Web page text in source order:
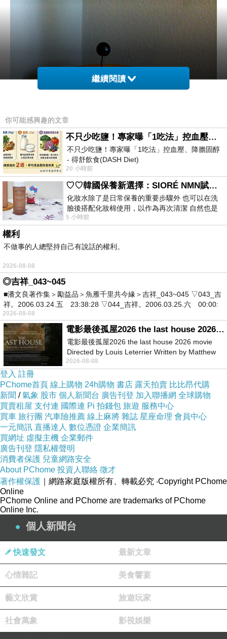
早餐的飲料我們當然選擇:熱咖啡(哈哈)
第一天我選擇"傳統英式早餐":大培根、炒蛋、烤番茄、黑
布丁、煎蘑菇、英式香腸和茄汁焗豆,這也是一道我很喜歡
的料理,堪稱英國之旅中,早餐桌上的美麗風景
繼續閱讀
你可能感興趣的文章
不只少吃鹽！專家曝「1吃法」控血壓、降膽固醇 - 得舒飲食(DASH Diet)
不只少吃鹽！專家曝「1吃法」控血壓、降膽固醇
- 得舒飲食(DASH Diet)
https://www.facebook.com/dietitiansophia/
posts/157966
20 小時前
♡♡韓國保養新選擇：SIORÉ NMN賦活泡泡化妝水♡♡
化妝水除了是日常保養的重要步驟外 也可以在洗
臉後搭配化妝棉使用，以作為再次清潔 自然也是
我的保養必備品項 不過，我對於化妝
5 小時前
權利
不做事的人總堅持自己有說話的權利。
2026-08-08
◎吉祥_043~045
■潘文良著作集＞勵益品＞魚雁千里共今緣＞吉祥_043~045 ▽043_吉
祥。2006.03.24.五 23:38:28 ▽044_吉祥。2006.03.25.六 00:00:
2026-08-08
電影最後孤屋2026 the last house 2026 movie
電影最後孤屋2026 the last house 2026 movie
Directed by Louis Leterrier Written by Matthew
Robinson Starring Greta Lee Wa
2026-08-08
登入 註冊
PChome首頁 線上購物 24h購物 書店 露天拍賣 比比昂代購
新聞 /氣象 股市 個人新聞台 廣告刊登 加入聯播網 全球購物
買賣租屋 支付連 國際連 Pi 拍錢包 旅遊 服務中心
買車 旅行團 汽車險推薦 線上麻將 雜誌 星座命理 會員中心
一元簡訊 直播達人 數位憑證 企業簡訊
買網址 虛擬主機 企業郵件
廣告刊登 隱私權聲明
消費者保護 兒童網路安全
About PChome 投資人聯絡 徵才
著作權保護 ｜網路家庭版權所有、轉載必究 ‧Copyright PChome
Online
PChome Online and PChome are trademarks of PChome
Online Inc.
個人新聞台
快速發文 最新文章
心情雜記 美食饗宴
藝文欣賞 旅遊玩家
社會萬象 影視娛樂